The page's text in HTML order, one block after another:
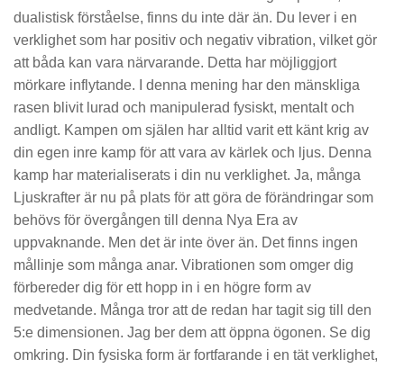
dualistisk förståelse, finns du inte där än. Du lever i en
verklighet som har positiv och negativ vibration, vilket gör
att båda kan vara närvarande. Detta har möjliggjort
mörkare inflytande. I denna mening har den mänskliga
rasen blivit lurad och manipulerad fysiskt, mentalt och
andligt. Kampen om själen har alltid varit ett känt krig av
din egen inre kamp för att vara av kärlek och ljus. Denna
kamp har materialiserats i din nu verklighet. Ja, många
Ljuskrafter är nu på plats för att göra de förändringar som
behövs för övergången till denna Nya Era av
uppvaknande. Men det är inte över än. Det finns ingen
mållinje som många anar. Vibrationen som omger dig
förbereder dig för ett hopp in i en högre form av
medvetande. Många tror att de redan har tagit sig till den
5:e dimensionen. Jag ber dem att öppna ögonen. Se dig
omkring. Din fysiska form är fortfarande i en tät verklighet,